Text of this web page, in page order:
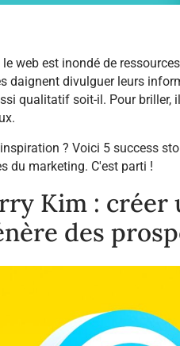
le web est inondé de
daignent divulguer leurs
qualitatif soit-il. Pour briller,
? Voici 5 success
du marketing. C'est parti !
Kim :
des